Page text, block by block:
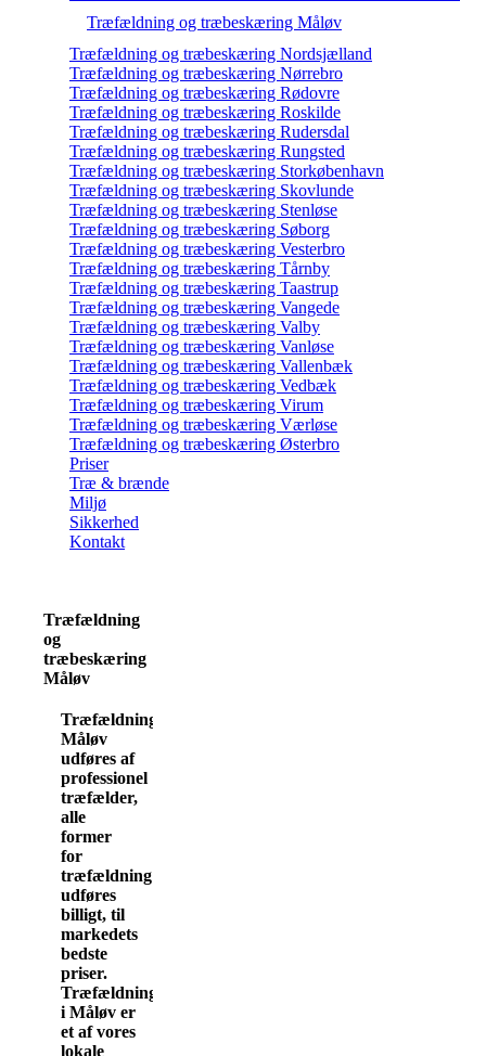
Træfældning og træbeskæring Måløv
Træfældning og træbeskæring Nordsjælland
Træfældning og træbeskæring Nørrebro
Træfældning og træbeskæring Rødovre
Træfældning og træbeskæring Roskilde
Træfældning og træbeskæring Rudersdal
Træfældning og træbeskæring Rungsted
Træfældning og træbeskæring Storkøbenhavn
Træfældning og træbeskæring Skovlunde
Træfældning og træbeskæring Stenløse
Træfældning og træbeskæring Søborg
Træfældning og træbeskæring Vesterbro
Træfældning og træbeskæring Tårnby
Træfældning og træbeskæring Taastrup
Træfældning og træbeskæring Vangede
Træfældning og træbeskæring Valby
Træfældning og træbeskæring Vanløse
Træfældning og træbeskæring Vallenbæk
Træfældning og træbeskæring Vedbæk
Træfældning og træbeskæring Virum
Træfældning og træbeskæring Værløse
Træfældning og træbeskæring Østerbro
Priser
Træ & brænde
Miljø
Sikkerhed
Kontakt
Træfældning
og
træbeskæring
Måløv
Træfældning
Måløv
udføres af
professionel
træfælder,
alle
former
for
træfældning
udføres
billigt, til
markedets
bedste
priser.
Træfældning
i Måløv er
et af vores
lokale